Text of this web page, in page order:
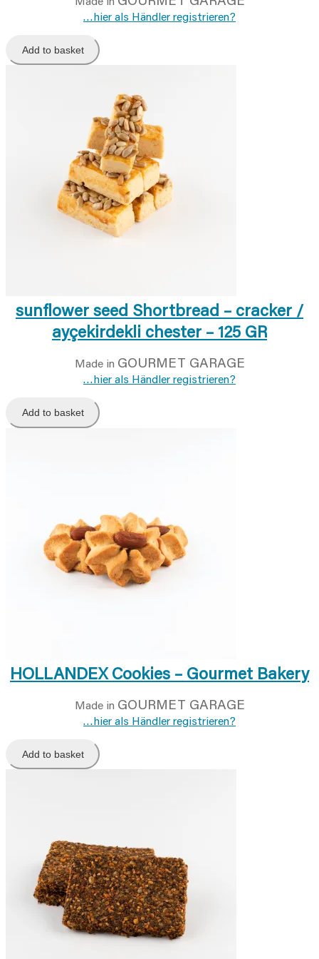
…hier als Händler registrieren?
Add to basket
sunflower seed Shortbread – cracker /
ayçekirdekli chester – 125 GR
Made in GOURMET GARAGE
…hier als Händler registrieren?
Add to basket
HOLLANDEX Cookies – Gourmet Bakery
Made in GOURMET GARAGE
…hier als Händler registrieren?
Add to basket